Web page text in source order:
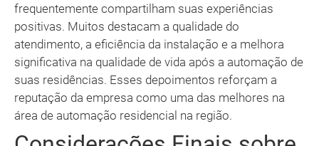
frequentemente compartilham suas experiências
positivas. Muitos destacam a qualidade do
atendimento, a eficiência da instalação e a melhora
significativa na qualidade de vida após a automação de
suas residências. Esses depoimentos reforçam a
reputação da empresa como uma das melhores na
área de automação residencial na região.